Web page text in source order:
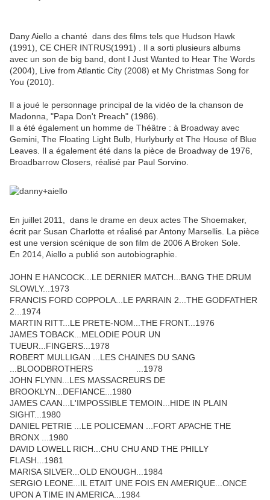
Dany Aiello a chanté dans des films tels que Hudson Hawk
(1991), CE CHER INTRUS(1991) . Il a sorti plusieurs albums
avec un son de big band, dont I Just Wanted to Hear The Words
(2004), Live from Atlantic City (2008) et My Christmas Song for
You (2010).
Il a joué le personnage principal de la vidéo de la chanson de
Madonna, "Papa Don't Preach" (1986).
Il a été également un homme de Théâtre : à Broadway avec
Gemini, The Floating Light Bulb, Hurlyburly et The House of Blue
Leaves. Il a également été dans la pièce de Broadway de 1976,
Broadbarrow Closers, réalisé par Paul Sorvino.
En juillet 2011, dans le drame en deux actes The Shoemaker,
écrit par Susan Charlotte et réalisé par Antony Marsellis. La pièce
est une version scénique de son film de 2006 A Broken Sole.
En 2014, Aiello a publié son autobiographie.
JOHN E HANCOCK...LE DERNIER MATCH...BANG THE DRUM
SLOWLY...1973
FRANCIS FORD COPPOLA...LE PARRAIN 2...THE GODFATHER
2...1974
MARTIN RITT...LE PRETE-NOM...THE FRONT...1976
JAMES TOBACK...MELODIE POUR UN
TUEUR...FINGERS...1978
ROBERT MULLIGAN ...LES CHAINES DU SANG
...BLOODBROTHERS ...1978
JOHN FLYNN...LES MASSACREURS DE
BROOKLYN...DEFIANCE...1980
JAMES CAAN...L'IMPOSSIBLE TEMOIN...HIDE IN PLAIN
SIGHT...1980
DANIEL PETRIE ...LE POLICEMAN ...FORT APACHE THE
BRONX ...1980
DAVID LOWELL RICH...CHU CHU AND THE PHILLY
FLASH...1981
MARISA SILVER...OLD ENOUGH...1984
SERGIO LEONE...IL ETAIT UNE FOIS EN AMERIQUE...ONCE
UPON A TIME IN AMERICA...1984